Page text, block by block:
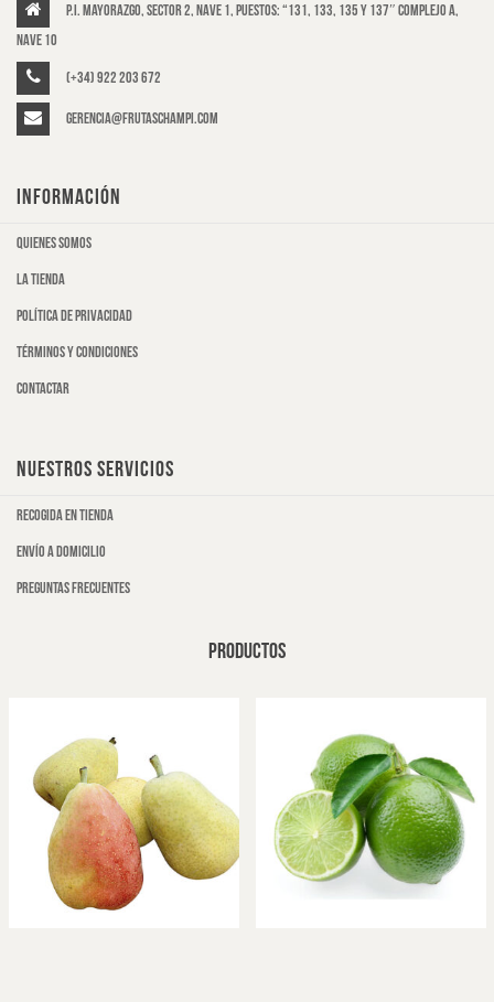
P.I. Mayorazgo, Sector 2, Nave 1, puestos: “131, 133, 135 y 137″ Complejo A,
Nave 10
(+34) 922 203 672
gerencia@frutaschampi.com
INFORMACIÓN
Quienes somos
La tienda
Política de privacidad
Términos y condiciones
Contactar
NUESTROS SERVICIOS
Recogida en tienda
Envío a domicilio
Preguntas frecuentes
PRODUCTOS